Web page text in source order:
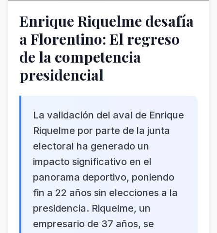
Enrique Riquelme desafía
a Florentino: El regreso
de la competencia
presidencial
La validación del aval de Enrique
Riquelme por parte de la junta
electoral ha generado un
impacto significativo en el
panorama deportivo, poniendo
fin a 22 años sin elecciones a la
presidencia. Riquelme, un
empresario de 37 años, se